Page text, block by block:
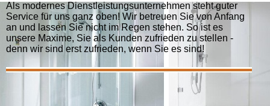
Als modernes Dienstleistungsunternehmen steht guter
Service für uns ganz oben! Wir betreuen Sie von Anfang
an und lassen Sie nicht im Regen stehen. So ist es
unsere Maxime, Sie als Kunden zufrieden zu stellen -
denn wir sind erst zufrieden, wenn Sie es sind!